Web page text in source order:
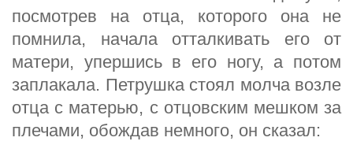
посмотрев на отца, которого она не
помнила, начала отталкивать его от
матери, упершись в его ногу, а потом
заплакала. Петрушка стоял молча возле
отца с матерью, с отцовским мешком за
плечами, обождав немного, он сказал: